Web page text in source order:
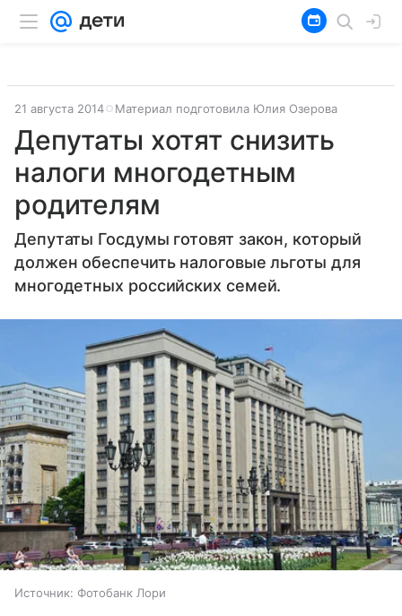
21 августа 2014 Материал подготовила Юлия Озерова
Депутаты хотят снизить
налоги многодетным
родителям
Депутаты Госдумы готовят закон, который
должен обеспечить налоговые льготы для
многодетных российских семей.
Источник: Фотобанк Лори